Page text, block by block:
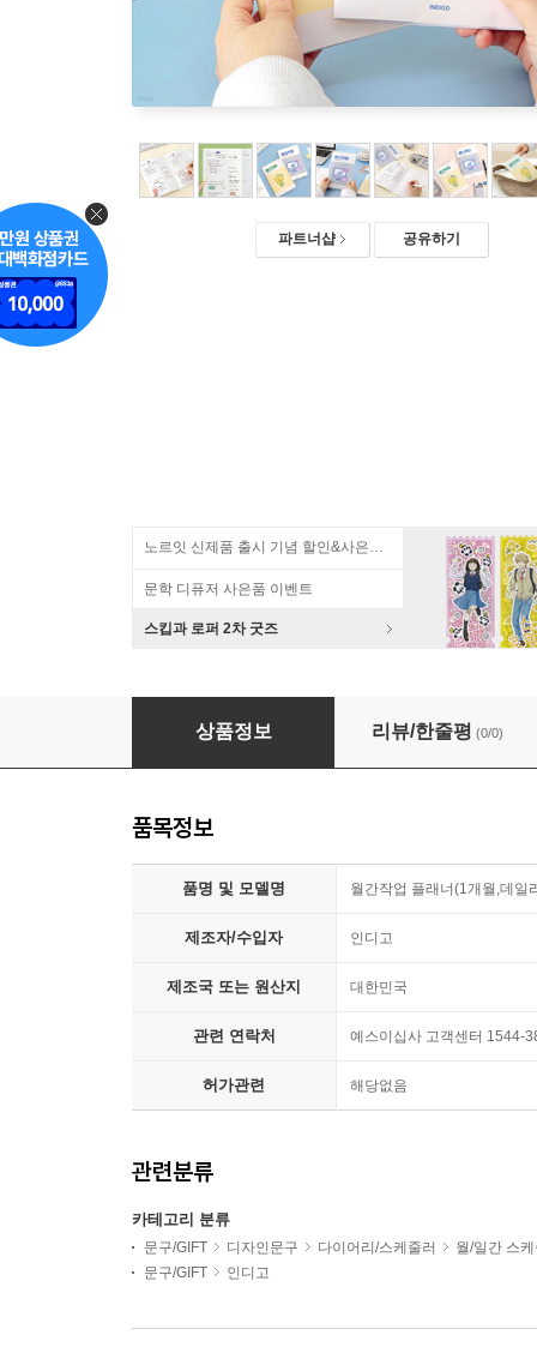
파트너샵 공유하기
노르잇 신제품 출시 기념 할인&사은품 증정!
문학 디퓨저 사은품 이벤트
스킵과 로퍼 2차 굿즈
월간작업 플래너(1개월,데일리,업무일지,워크
상품정보 리뷰/한줄평 (0/0)
품목정보
품명 및 모델명 월간작업 플래너(1개월,데일
제조자/수입자 인디고
제조국 또는 원산지 대한민국
관련 연락처 예스이십사 고객센터 1544-
허가관련 해당없음
관련분류
카테고리 분류
문구/GIFT 디자인문구 다이어리/스케줄러
월/일간 스
문구/GIFT
인디고